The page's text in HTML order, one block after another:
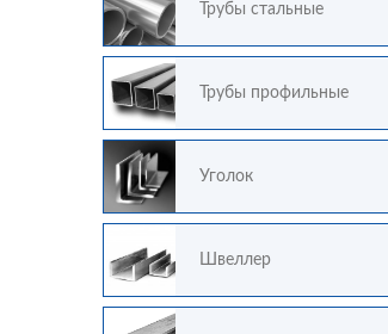
Трубы стальные
Трубы профильные
Уголок
Швеллер